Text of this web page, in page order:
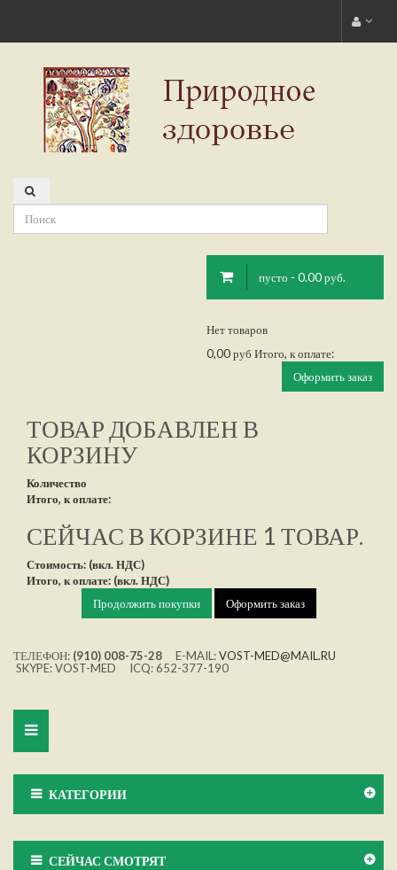
пусто - 0.00 руб.
Нет товаров
0,00 руб Итого, к оплате:
Оформить заказ
ТОВАР ДОБАВЛЕН В
КОРЗИНУ
Количество
Итого, к оплате:
СЕЙЧАС В КОРЗИНЕ 1 ТОВАР.
Стоимость: (вкл. НДС)
Итого, к оплате: (вкл. НДС)
Продолжить покупки
Оформить заказ
ТЕЛЕФОН: (910) 008-75-28 E-MAIL:VOST-MED@MAIL.RU
SKYPE: VOST-MED ICQ: 652-377-190
Toggle
КАТЕГОРИИ
СЕЙЧАС СМОТРЯТ